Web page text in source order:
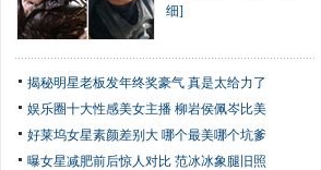
细]
揭秘明星老板发年终奖豪气 真是太给力了
娱乐圈十大性感美女主播 柳岩侯佩岑比美
好莱坞女星素颜差别大 哪个最美哪个坑爹
曝女星减肥前后惊人对比 范冰冰象腿旧照